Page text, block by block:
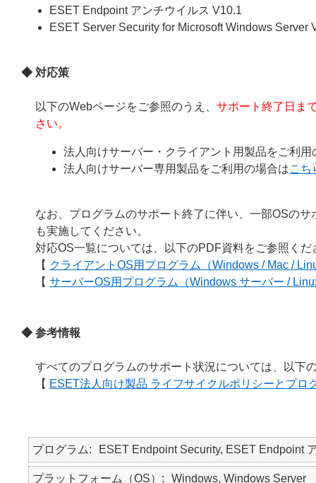
ESET Endpoint アンチウイルス V10.1
ESET Server Security for Microsoft Windows Server
◆ 対応策
以下のWebページをご参照のうえ、 サポート終了日ま
さい。
法人向けサーバー・クライアント用製品をご利用
法人向けサーバー専用製品をご利用の場合はこち
なお、プログラムのサポート終了に伴い、一部OSの
も実施してください。
対応OS一覧については、以下のPDF資料をご参照くだ
【 クライアントOS用プログラム（Windows / Mac /
【 サーバーOS用プログラム（Windows サーバー /
◆ 参考情報
すべてのプログラムのサポート状況については、以下
【 ESET法人向け製品 ライフサイクルポリシーとプロ
プログラム ESET Endpoint Security, ESET Endpoint
プラットフォーム（OS） Windows, Windows Server